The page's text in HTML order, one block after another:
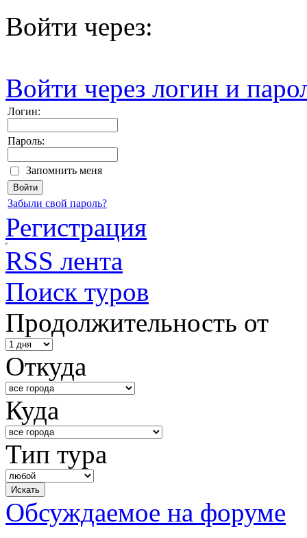
Войти через:
Войти через логин и
Логин:
Пароль:
Запомнить меня
Забыли свой пароль?
Регистрация
RSS лента
Поиск туров
Продолжительность от
Откуда
Куда
Тип тура
Обсуждаемое на форуме